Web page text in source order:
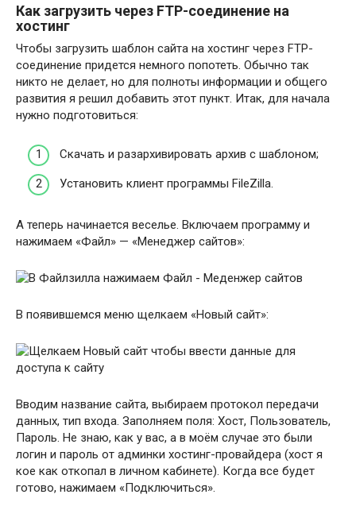
Как загрузить через FTP-соединение на
хостинг
Чтобы загрузить шаблон сайта на хостинг через FTP-
соединение придется немного попотеть. Обычно так
никто не делает, но для полноты информации и общего
развития я решил добавить этот пункт. Итак, для начала
нужно подготовиться:
Скачать и разархивировать архив с шаблоном;
Установить клиент программы FileZilla.
А теперь начинается веселье. Включаем программу и
нажимаем «Файл» — «Менеджер сайтов»:
В появившемся меню щелкаем «Новый сайт»:
Вводим название сайта, выбираем протокол передачи
данных, тип входа. Заполняем поля: Хост, Пользователь,
Пароль. Не знаю, как у вас, а в моём случае это были
логин и пароль от админки хостинг-провайдера (хост я
кое как откопал в личном кабинете). Когда все будет
готово, нажимаем «Подключиться».